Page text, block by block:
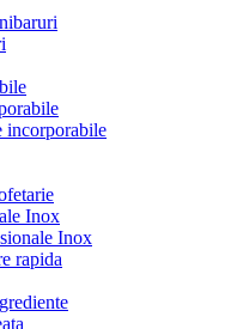
incorporabile
Inox
Inox
rapida